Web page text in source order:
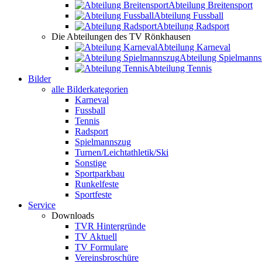
Abteilung Breitensport
Abteilung Fussball
Abteilung Radsport
Die Abteilungen des TV Rönkhausen
Abteilung Karneval
Abteilung
Abteilung Tennis
Bilder
alle Bilderkategorien
Karneval
Fussball
Tennis
Radsport
Spielmannszug
Turnen/Leichtathletik/Ski
Sonstige
Sportparkbau
Runkelfeste
Sportfeste
Service
Downloads
TVR Hintergründe
TV Aktuell
TV Formulare
Vereinsbroschüre